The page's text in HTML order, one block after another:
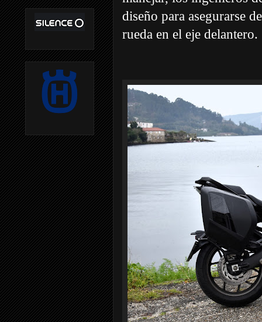
diseño para asegurarse
rueda en el eje delantero.